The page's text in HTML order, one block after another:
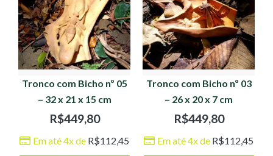
Tronco com Bicho nº 05
– 32 x 21 x 15 cm
R$449,80
Em até 4x de R$112,45
Tronco com Bicho nº 03
– 26 x 20 x 7 cm
R$449,80
Em até 4x de R$112,45